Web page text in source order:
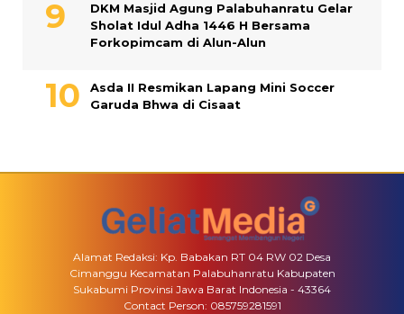
DKM Masjid Agung Palabuhanratu Gelar
Sholat Idul Adha 1446 H Bersama
Forkopimcam di Alun-Alun
Asda II Resmikan Lapang Mini Soccer
Garuda Bhwa di Cisaat
Alamat Redaksi: Kp. Babakan RT 04 RW 02 Desa
Cimanggu Kecamatan Palabuhanratu Kabupaten
Sukabumi Provinsi Jawa Barat Indonesia - 43364
Contact Person: 085759281591